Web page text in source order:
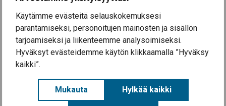
Käytämme evästeitä selauskokemuksesi
parantamiseksi, personoitujen mainosten ja sisällön
tarjoamiseksi ja liikenteemme analysoimiseksi.
Hyväksyt evästeidemme käytön klikkaamalla ”Hyväksy
kaikki”.
Mukauta Hylkää kaikki
28.7.2026
Säkylän Taiteiden yö 2026
14.7.2026
Aineellisen avun kortteja on nyt haettavissa
Kaikki uutiset